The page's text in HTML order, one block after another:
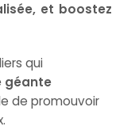
et boostez
qui
géante
de promouvoir